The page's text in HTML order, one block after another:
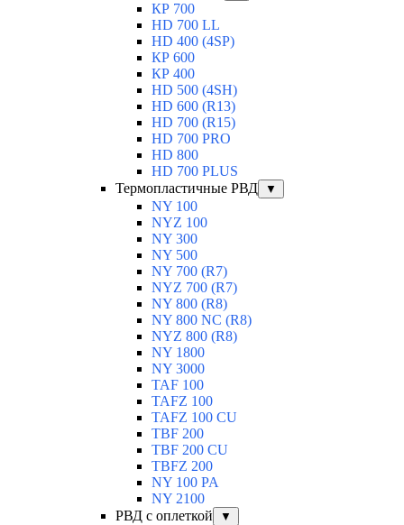
КР 700
HD 700 LL
HD 400 (4SP)
КР 600
КР 400
HD 500 (4SН)
HD 600 (R13)
HD 700 (R15)
HD 700 PRO
HD 800
HD 700 PLUS
Термопластичные РВД
▼
NY 100
NYZ 100
NY 300
NY 500
NY 700 (R7)
NYZ 700 (R7)
NY 800 (R8)
NY 800 NC (R8)
NYZ 800 (R8)
NY 1800
NY 3000
TAF 100
TAFZ 100
TAFZ 100 CU
TBF 200
TBF 200 CU
TBFZ 200
NY 100 PA
NY 2100
РВД с оплеткой
▼